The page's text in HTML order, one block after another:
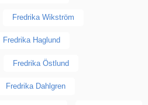
Fredrika Wikström
Fredrika Haglund
Fredrika Östlund
Fredrika Dahlgren